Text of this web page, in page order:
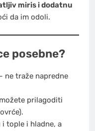
miris i dodatnu
da im odoli.
posebne?
ne traže napredne
prilagoditi
tople i hladne, a